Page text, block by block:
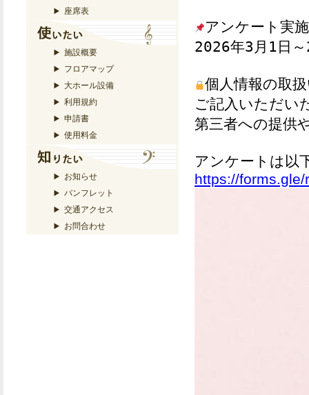
座席表
施設概要
フロアマップ
大ホール設備
利用規約
申請書
使用料金
お知らせ
パンフレット
交通アクセス
お問合わせ
アンケート実
2026年3月1日
個人情報の取
ご記入いただい
第三者への提供
アンケートは以
https://